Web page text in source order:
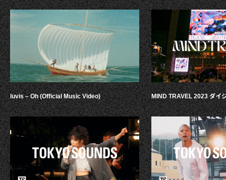
luvis – Oh (Official Music Video) MIND TRAVEL 2023 ダイ